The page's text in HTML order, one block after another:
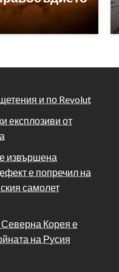
и по Revolut
експлозиви от
извършена
е попречил на
самолет
Северна Корея е
на Русия